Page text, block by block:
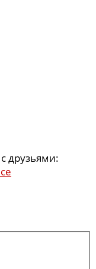
друзьями: